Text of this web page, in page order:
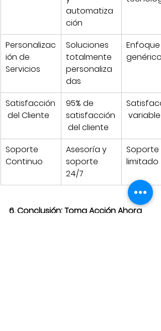
automatiza
ción
Personalizac
ión de
Servicios
Soluciones
totalmente
personaliza
das
Enfoque
genérico
Satisfacción
del Cliente
95% de
satisfacción
del cliente
variable
Soporte
Continuo
Asesoría y
soporte
24/7
Soporte
limitado
6. Conclusión: Toma Acción Ahora